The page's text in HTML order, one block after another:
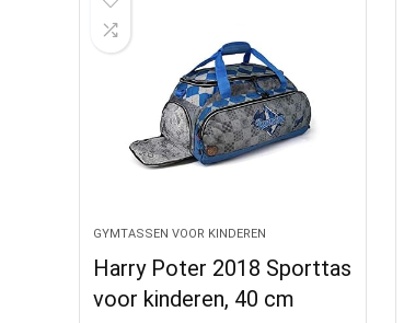
GYMTASSEN VOOR KINDEREN
Harry Poter 2018 Sporttas
voor kinderen, 40 cm